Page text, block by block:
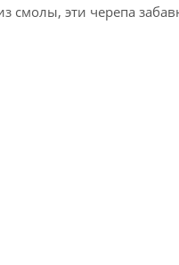
смолы, эти черепа